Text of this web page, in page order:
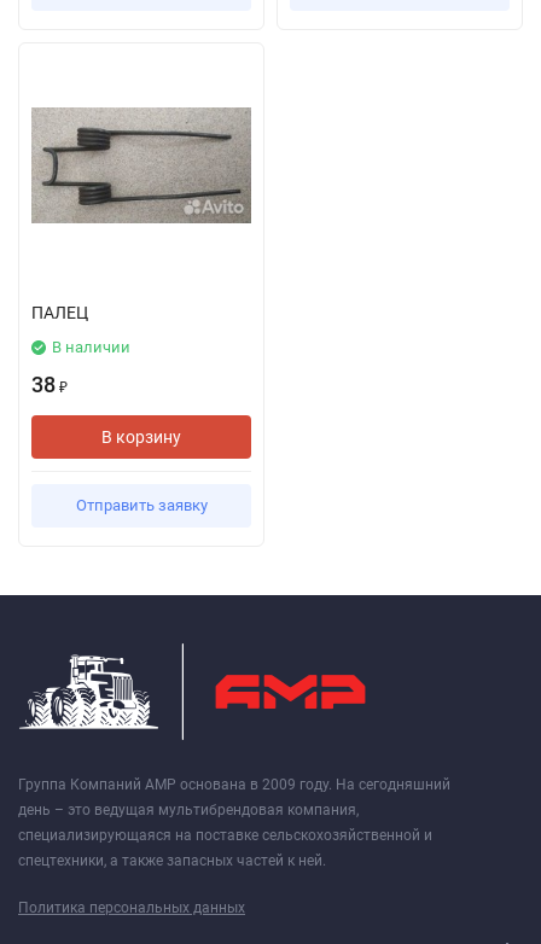
ПАЛЕЦ
В наличии
38 ₽
В корзину
Отправить заявку
Группа Компаний АМР основана в 2009 году. На сегодняшний
день – это ведущая мультибрендовая компания,
специализирующаяся на поставке сельскохозяйственной и
спецтехники, а также запасных частей к ней.
Политика персональных данных